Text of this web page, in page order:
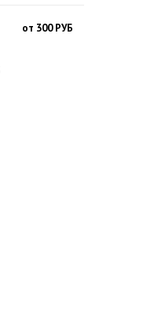
от 300 РУБ